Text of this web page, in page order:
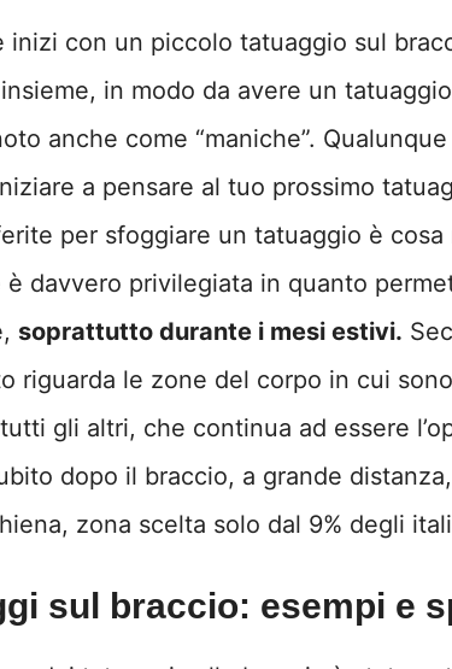
inizi con un piccolo tatuaggio sul
in modo da avere un
anche come “maniche”.
a pensare al tuo prossimo
per sfoggiare un tatuaggio è
è davvero privilegiata in quanto
soprattutto durante i mesi estivi.
riguarda le zone del corpo in cui
gli altri, che continua ad essere
dopo il braccio, a grande
zona scelta solo dal 9% degli
sul braccio: esempi e